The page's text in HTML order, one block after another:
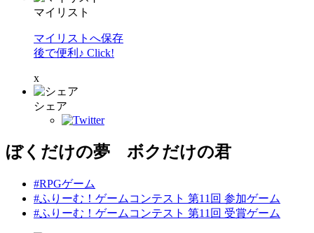
マイリスト
マイリストへ保存
後で便利♪ Click!
x
シェア
ぼくだけの夢 ボクだけの君
#RPGゲーム
#ふりーむ！ゲームコンテスト 第11回 参加ゲーム
#ふりーむ！ゲームコンテスト 第11回 受賞ゲーム